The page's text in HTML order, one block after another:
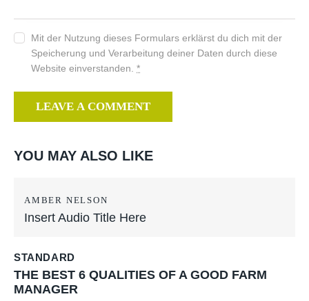
Mit der Nutzung dieses Formulars erklärst du dich mit der
Speicherung und Verarbeitung deiner Daten durch diese
Website einverstanden.*
YOU MAY ALSO LIKE
AMBER NELSON
Insert Audio Title Here
STANDARD
THE BEST 6 QUALITIES OF A GOOD FARM
MANAGER